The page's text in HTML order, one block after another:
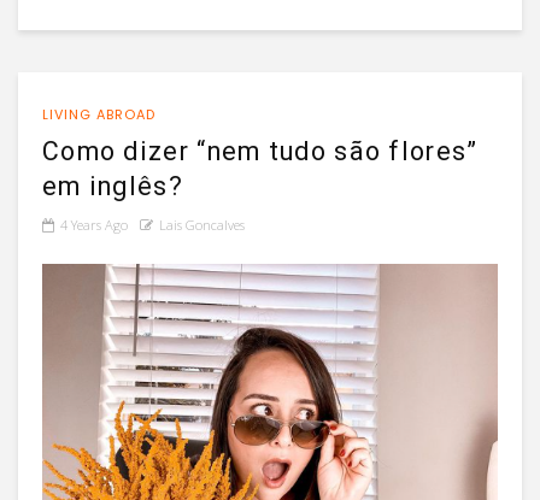
LIVING ABROAD
Como dizer “nem tudo são flores”
em inglês?
4 Years Ago Lais Goncalves